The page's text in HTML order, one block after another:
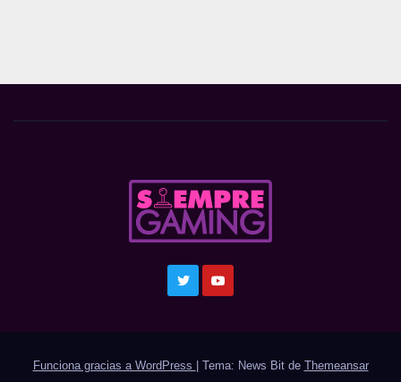
Funciona gracias a WordPress Tema: News Bit de Themeansar